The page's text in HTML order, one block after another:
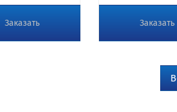
Заказать Заказать